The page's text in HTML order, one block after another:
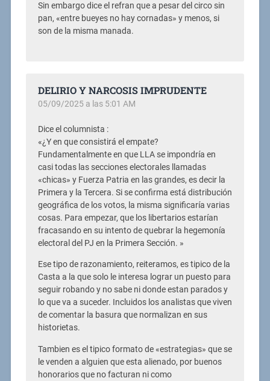
Sin embargo dice el refran que a pesar del circo sin
pan, «entre bueyes no hay cornadas» y menos, si
son de la misma manada.
DELIRIO Y NARCOSIS IMPRUDENTE
05/09/2025 a las 5:01 AM
Dice el columnista :
«¿Y en que consistirá el empate?
Fundamentalmente en que LLA se impondría en
casi todas las secciones electorales llamadas
«chicas» y Fuerza Patria en las grandes, es decir la
Primera y la Tercera. Si se confirma está distribución
geográfica de los votos, la misma significaría varias
cosas. Para empezar, que los libertarios estarían
fracasando en su intento de quebrar la hegemonía
electoral del PJ en la Primera Sección. »
Ese tipo de razonamiento, reiteramos, es tipico de la
Casta a la que solo le interesa lograr un puesto para
seguir robando y no sabe ni donde estan parados y
lo que va a suceder. Incluidos los analistas que viven
de comentar la basura que normalizan en sus
historietas.
Tambien es el tipico formato de «estrategias» que se
le venden a alguien que esta alienado, por buenos
honorarios que no facturan ni como